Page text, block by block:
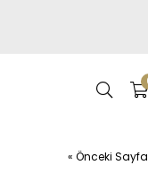
« Önceki Sayfa